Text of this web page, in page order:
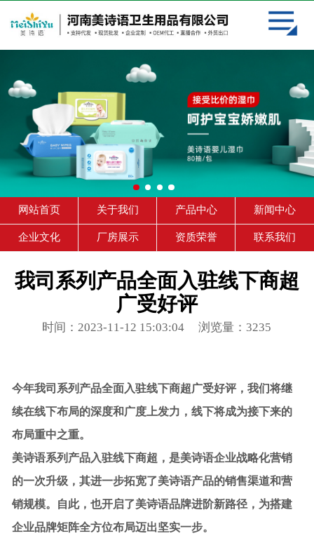
网站首页
关于我们
新闻中心
企业文化
厂房展示
资质荣誉
联系我们
网站首页 关于我们 产品中心 新闻中心
企业文化 厂房展示 资质荣誉 联系我们
我司系列产品全面入驻线下商超
广受好评
时间：2023-11-12 15:03:04 浏览量：3235
今年我司系列产品全面入驻线下商超广受好评， 我们将继
续在线下布局的深度和广度上发力，线下将成为接下来的
布局重中之重。
美诗语系列产品入驻线下商超，是美诗语企业战略化营销
的一次升级，其进一步拓宽了美诗语产品的销售渠道和营
销规模。自此，也开启了美诗语品牌进阶新路径，为搭建
企业品牌矩阵全方位布局迈出坚实一步。